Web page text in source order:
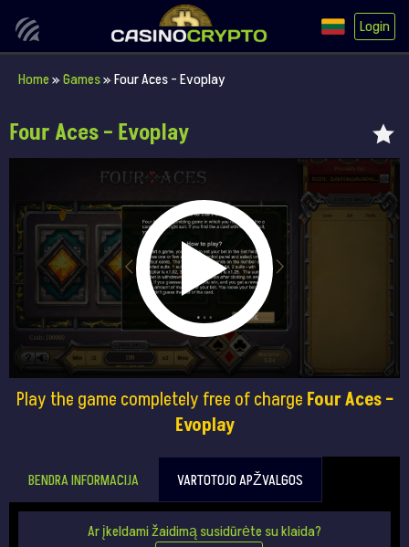
Login
Home»Games»Four Aces – Evoplay
Four Aces – Evoplay
Play the game completely free of charge Four Aces –
Evoplay
BENDRA INFORMACIJA VARTOTOJO APŽVALGOS
Ar įkeldami žaidimą susidūrėte su klaida?